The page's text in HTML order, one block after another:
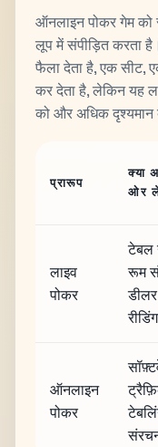
ऑनलाइन पोकर गेम को
लूप में संपीड़ित करता
फैला देता है, एक सीट,
कर देता है, लेकिन यह
को और अधिक दृश्यमान
प्रारूप
क्या
ओर ले
लाइव
पोकर
टेबल
रूम
रीडिंग
ऑनलाइन
पोकर